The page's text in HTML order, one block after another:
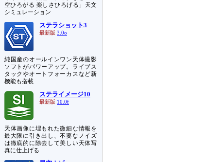
空ひろがる 楽しさひろげる」天文
シミュレーション
ステラショット3
最新版 3.0o
純国産のオールインワン天体撮影
ソフトがパワーアップ。ライブス
タックやオートフォーカスなど新
機能も搭載
ステライメージ10
最新版 10.0f
天体画像に埋もれた微細な情報を
最大限に引き出し、不要なノイズ
は徹底的に除去して美しい天体写
真に仕上げる